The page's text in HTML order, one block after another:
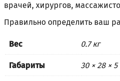
врачей, хирургов,
Правильно определить ваш
Вес 0.7 кг
Габариты 30 × 28 ×